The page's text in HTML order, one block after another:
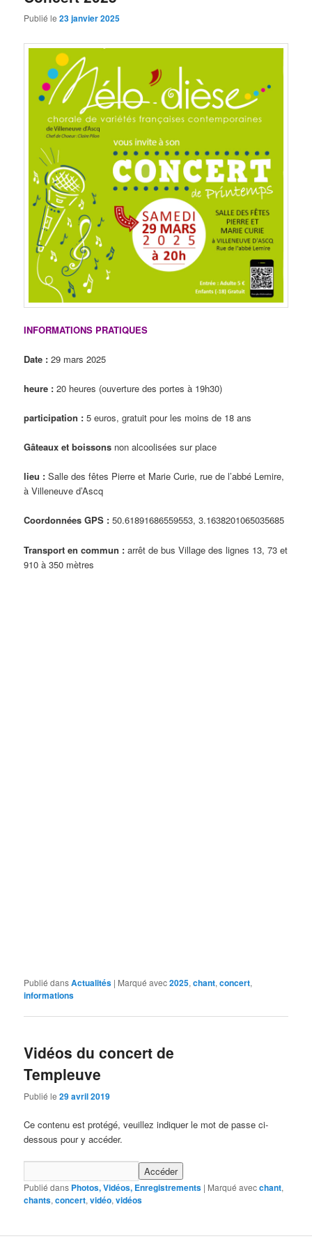
Publié le23 janvier 2025
INFORMATIONS PRATIQUES
Date : 29 mars 2025
heure : 20 heures (ouverture des portes à 19h30)
participation : 5 euros, gratuit pour les moins de 18 ans
Gâteaux et boissons non alcoolisées sur place
lieu : Salle des fêtes Pierre et Marie Curie, rue de l’abbé Lemire,
à Villeneuve d’Ascq
Coordonnées GPS : 50.61891686559553, 3.1638201065035685
Transport en commun : arrêt de bus Village des lignes 13, 73 et
910 à 350 mètres
Publié dansActualités | Marqué avec2025,chant,concert,
informations
Vidéos du concert de
Templeuve
Publié le29 avril 2019
Ce contenu est protégé, veuillez indiquer le mot de passe ci-
dessous pour y accéder.
Publié dans Photos, Vidéos, Enregistrements | Marqué avecchant,
chants,concert,vidéo,vidéos